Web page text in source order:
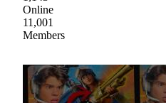
Online
11,001
Members